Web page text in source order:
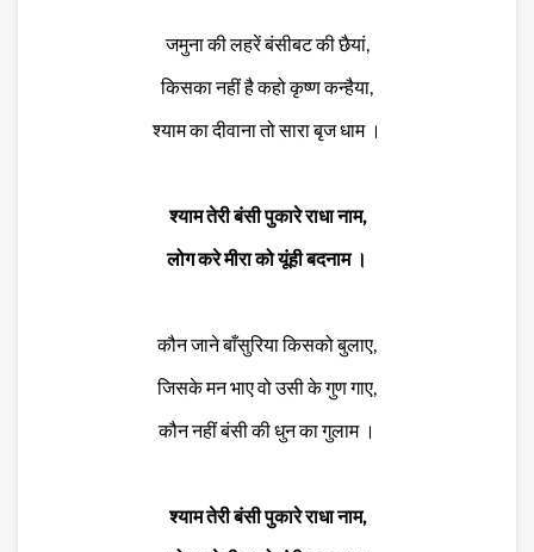
जमुना की लहरें बंसीबट की छैयां,
किसका नहीं है कहो कृष्ण कन्हैया,
श्याम का दीवाना तो सारा बृज धाम ।
श्याम तेरी बंसी पुकारे राधा नाम,
लोग करे मीरा को यूंही बदनाम ।
कौन जाने बाँसुरिया किसको बुलाए,
जिसके मन भाए वो उसी के गुण गाए,
कौन नहीं बंसी की धुन का गुलाम ।
श्याम तेरी बंसी पुकारे राधा नाम,